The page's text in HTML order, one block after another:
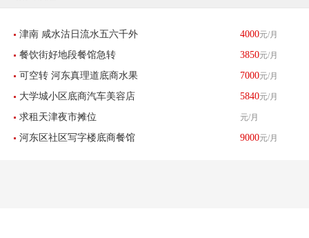
津南 咸水沽日流水五六千外
卖餐馆带生意转让 酒楼餐饮
4000元/月
餐饮街好地段餐馆急转 3850元/月
可空转 河东真理道底商水果
店刨冰店转让
7000元/月
大学城小区底商汽车美容店
转让
5840元/月
求租天津夜市摊位 元/月
河东区社区写字楼底商餐馆 9000元/月